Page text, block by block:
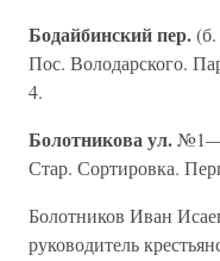
Бодайбинский пер.
Пос. Володарского.
4.
Болотникова ул.
Стар. Сортировка.
Болотников Иван
руководитель